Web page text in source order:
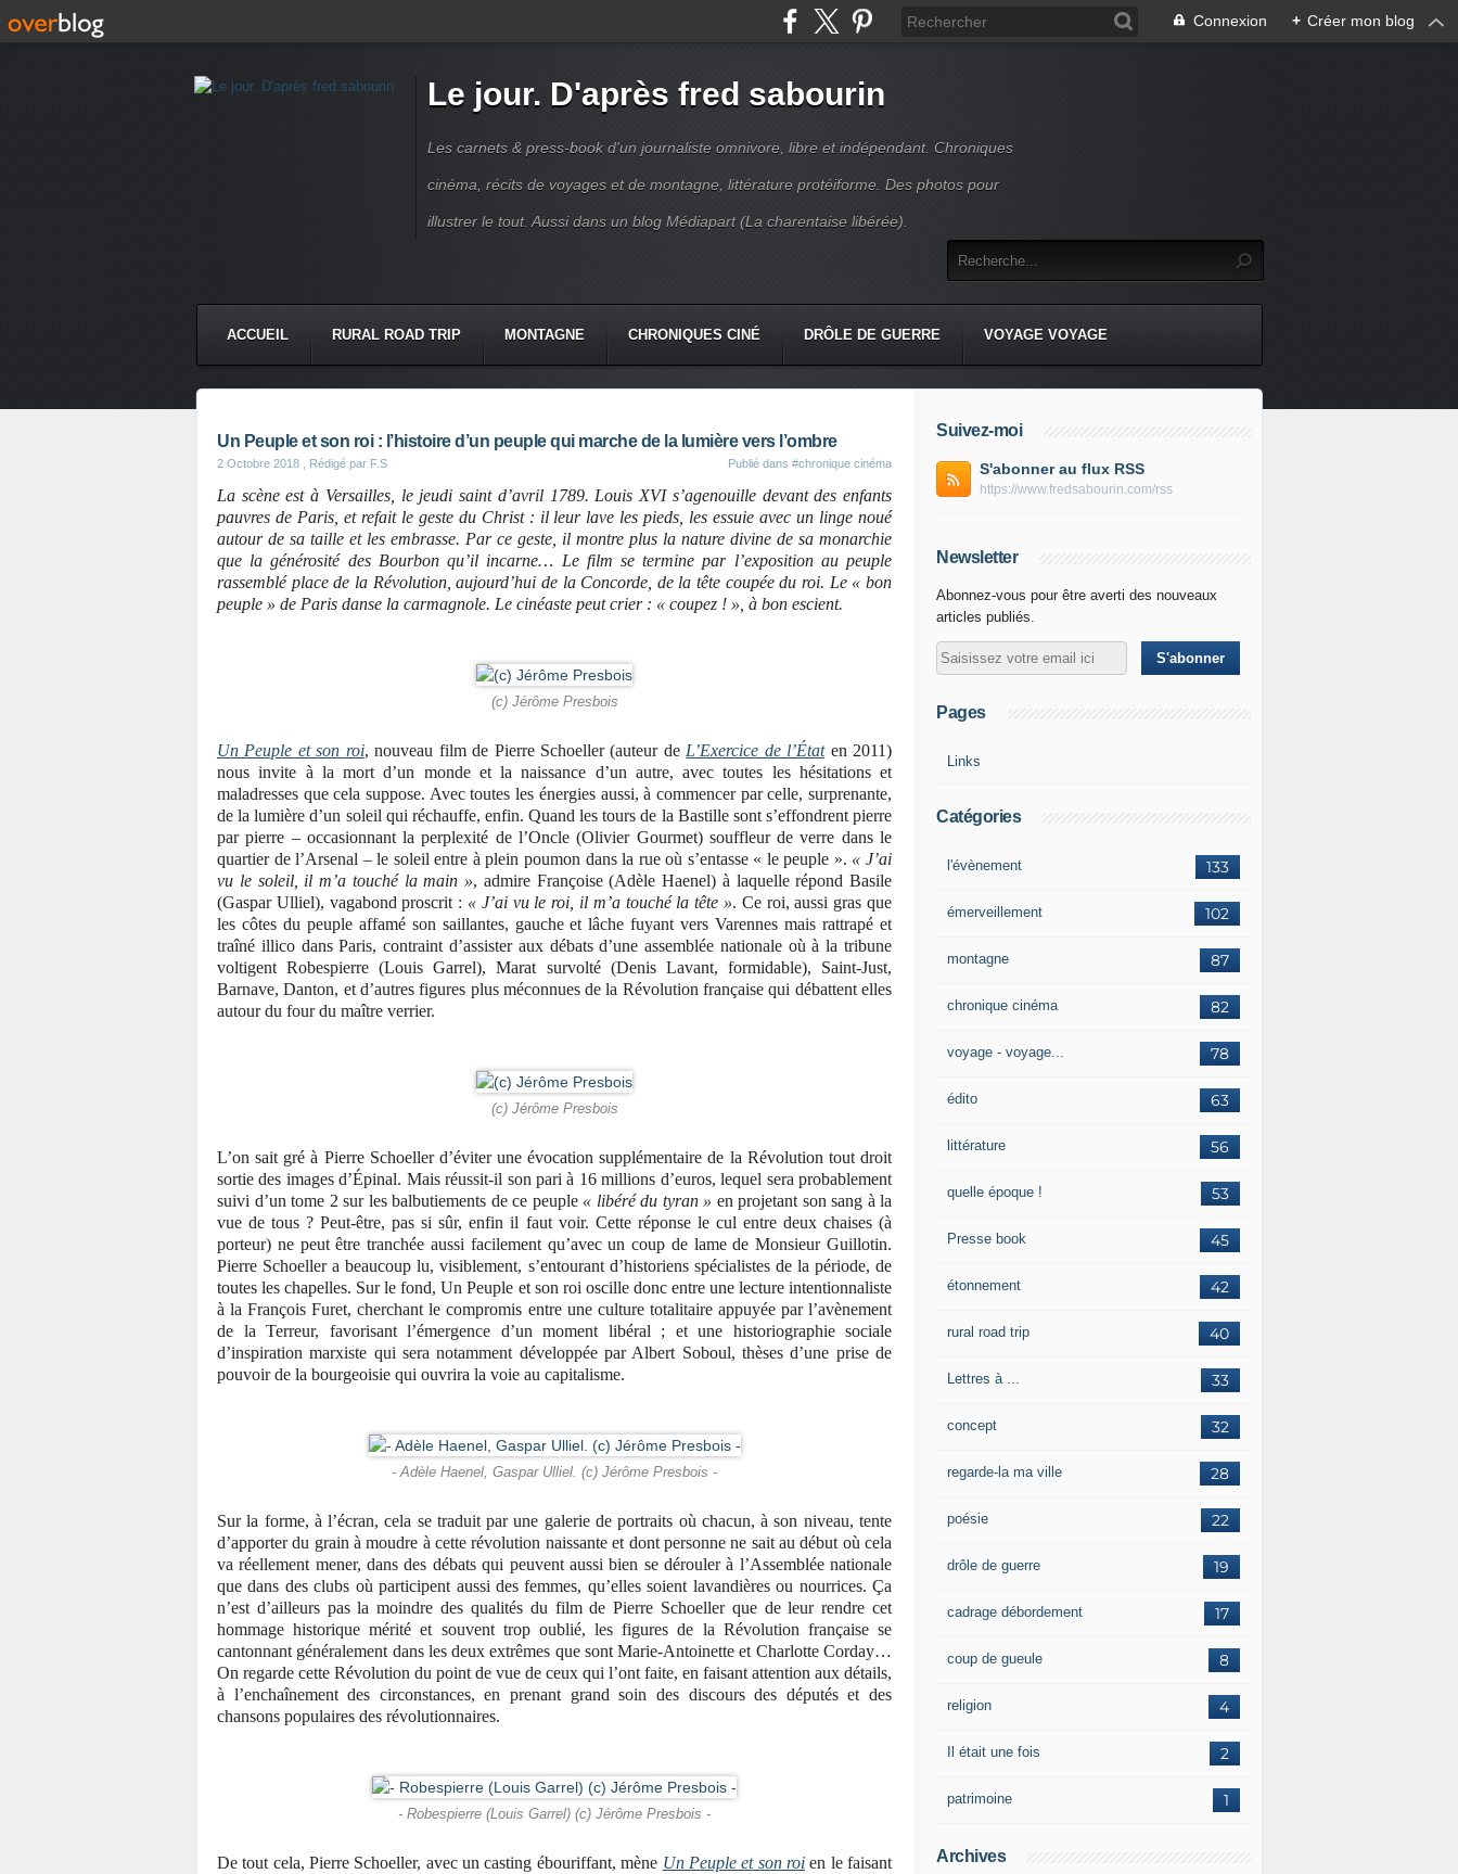
Connexion + Créer mon blog
Le jour. D'après fred sabourin
Les carnets & press-book d'un journaliste omnivore, libre et indépendant. Chroniques
cinéma, récits de voyages et de montagne, littérature protéiforme. Des photos pour
illustrer le tout. Aussi dans un blog Médiapart (La charentaise libérée).
ACCUEIL RURAL ROAD TRIP MONTAGNE CHRONIQUES CINÉ DRÔLE DE GUERRE VOYAGE VOYAGE
Un Peuple et son roi : l’histoire d’un peuple qui marche de la lumière vers l’ombre
2 Octobre 2018 , Rédigé par F.S Publié dans #chronique cinéma
La scène est à Versailles, le jeudi saint d’avril 1789. Louis XVI s’agenouille devant des enfants
pauvres de Paris, et refait le geste du Christ : il leur lave les pieds, les essuie avec un linge noué
autour de sa taille et les embrasse. Par ce geste, il montre plus la nature divine de sa monarchie
que la générosité des Bourbon qu’il incarne… Le film se termine par l’exposition au peuple
rassemblé place de la Révolution, aujourd’hui de la Concorde, de la tête coupée du roi. Le « bon
peuple » de Paris danse la carmagnole. Le cinéaste peut crier : « coupez ! », à bon escient.
(c) Jérôme Presbois
Un Peuple et son roi, nouveau film de Pierre Schoeller (auteur de L’Exercice de l’Étaten 2011)
nous invite à la mort d’un monde et la naissance d’un autre, avec toutes les hésitations et
maladresses que cela suppose. Avec toutes les énergies aussi, à commencer par celle, surprenante,
de la lumière d’un soleil qui réchauffe, enfin. Quand les tours de la Bastille sont s’effondrent pierre
par pierre – occasionnant la perplexité de l’Oncle (Olivier Gourmet) souffleur de verre dans le
quartier de l’Arsenal – le soleil entre à plein poumon dans la rue où s’entasse « le peuple ». « J’ai
vu le soleil, il m’a touché la main », admire Françoise (Adèle Haenel) à laquelle répond Basile
(Gaspar Ulliel), vagabond proscrit : « J’ai vu le roi, il m’a touché la tête ». Ce roi, aussi gras que
les côtes du peuple affamé son saillantes, gauche et lâche fuyant vers Varennes mais rattrapé et
traîné illico dans Paris, contraint d’assister aux débats d’une assemblée nationale où à la tribune
voltigent Robespierre (Louis Garrel), Marat survolté (Denis Lavant, formidable), Saint-Just,
Barnave, Danton, et d’autres figures plus méconnues de la Révolution française qui débattent elles
autour du four du maître verrier.
(c) Jérôme Presbois
L’on sait gré à Pierre Schoeller d’éviter une évocation supplémentaire de la Révolution tout droit
sortie des images d’Épinal. Mais réussit-il son pari à 16 millions d’euros, lequel sera probablement
suivi d’un tome 2 sur les balbutiements de ce peuple « libéré du tyran » en projetant son sang à la
vue de tous ? Peut-être, pas si sûr, enfin il faut voir. Cette réponse le cul entre deux chaises (à
porteur) ne peut être tranchée aussi facilement qu’avec un coup de lame de Monsieur Guillotin.
Pierre Schoeller a beaucoup lu, visiblement, s’entourant d’historiens spécialistes de la période, de
toutes les chapelles. Sur le fond, Un Peuple et son roi oscille donc entre une lecture intentionnaliste
à la François Furet, cherchant le compromis entre une culture totalitaire appuyée par l’avènement
de la Terreur, favorisant l’émergence d’un moment libéral ; et une historiographie sociale
d’inspiration marxiste qui sera notamment développée par Albert Soboul, thèses d’une prise de
pouvoir de la bourgeoisie qui ouvrira la voie au capitalisme.
- Adèle Haenel, Gaspar Ulliel. (c) Jérôme Presbois -
Sur la forme, à l’écran, cela se traduit par une galerie de portraits où chacun, à son niveau, tente
d’apporter du grain à moudre à cette révolution naissante et dont personne ne sait au début où cela
va réellement mener, dans des débats qui peuvent aussi bien se dérouler à l’Assemblée nationale
que dans des clubs où participent aussi des femmes, qu’elles soient lavandières ou nourrices. Ça
n’est d’ailleurs pas la moindre des qualités du film de Pierre Schoeller que de leur rendre cet
hommage historique mérité et souvent trop oublié, les figures de la Révolution française se
cantonnant généralement dans les deux extrêmes que sont Marie-Antoinette et Charlotte Corday…
On regarde cette Révolution du point de vue de ceux qui l’ont faite, en faisant attention aux détails,
à l’enchaînement des circonstances, en prenant grand soin des discours des députés et des
chansons populaires des révolutionnaires.
- Robespierre (Louis Garrel) (c) Jérôme Presbois -
De tout cela, Pierre Schoeller, avec un casting ébouriffant, mène Un Peuple et son roien le faisant
Suivez-moi
S'abonner au flux RSS
https://www.fredsabourin.com/rss
Newsletter
Abonnez-vous pour être averti des nouveaux
articles publiés.
Pages
Links
Catégories
133
l'évènement
102
émerveillement
87
montagne
82
chronique cinéma
78
voyage - voyage...
63
édito
56
littérature
53
quelle époque !
45
Presse book
42
étonnement
40
rural road trip
33
Lettres à ...
32
concept
28
regarde-la ma ville
22
poésie
19
drôle de guerre
17
cadrage débordement
8
coup de gueule
4
religion
2
Il était une fois
1
patrimoine
Archives